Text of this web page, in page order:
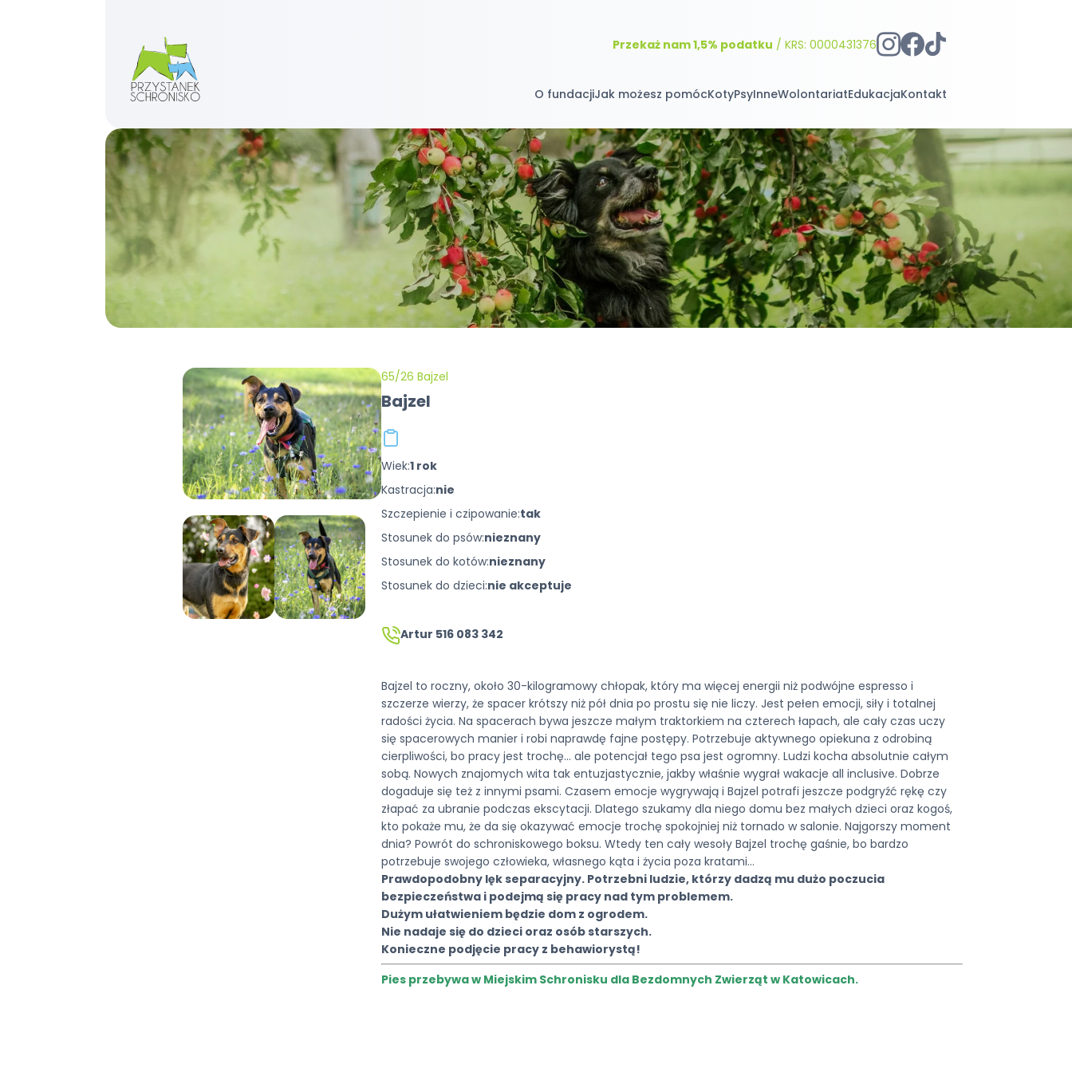
Przekaż nam 1,5% podatku / KRS: 0000431376
O fundacjiJak możesz pomócKotyPsyInneWolontariatEdukacjaKontakt
65/26 Bajzel
Bajzel
Wiek:1 rok
Kastracja:nie
Szczepienie i czipowanie:tak
Stosunek do psów:nieznany
Stosunek do kotów:nieznany
Stosunek do dzieci:nie akceptuje
Artur 516 083 342
Bajzel to roczny, około 30-kilogramowy chłopak, który ma więcej energii niż podwójne espresso i
szczerze wierzy, że spacer krótszy niż pół dnia po prostu się nie liczy. Jest pełen emocji, siły i totalnej
radości życia. Na spacerach bywa jeszcze małym traktorkiem na czterech łapach, ale cały czas uczy
się spacerowych manier i robi naprawdę fajne postępy. Potrzebuje aktywnego opiekuna z odrobiną
cierpliwości, bo pracy jest trochę… ale potencjał tego psa jest ogromny. Ludzi kocha absolutnie całym
sobą. Nowych znajomych wita tak entuzjastycznie, jakby właśnie wygrał wakacje all inclusive. Dobrze
dogaduje się też z innymi psami. Czasem emocje wygrywają iBajzel potrafi jeszcze podgryźć rękę czy
złapać za ubranie podczas ekscytacji. Dlatego szukamy dla niego domu bez małych dzieci oraz kogoś,
kto pokaże mu, że da się okazywać emocje trochę spokojniej niż tornado w salonie. Najgorszy moment
dnia? Powrót do schroniskowego boksu. Wtedy ten cały wesołyBajzel trochę gaśnie, bo bardzo
potrzebuje swojego człowieka, własnego kąta i życia poza kratami…
Prawdopodobny lęk separacyjny. Potrzebni ludzie, którzy dadzą mu dużo poczucia
bezpieczeństwa i podejmą się pracy nad tym problemem.
Dużym ułatwieniem będzie dom z ogrodem.
Nie nadaje się do dzieci oraz osób starszych.
Konieczne podjęcie pracy z behawiorystą!
Pies przebywa w Miejskim Schronisku dla Bezdomnych Zwierząt w Katowicach.